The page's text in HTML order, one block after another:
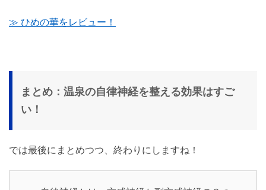
≫ ひめの華をレビュー！
まとめ：温泉の自律神経を整える効果はすご
い！
では最後にまとめつつ、終わりにしますね！